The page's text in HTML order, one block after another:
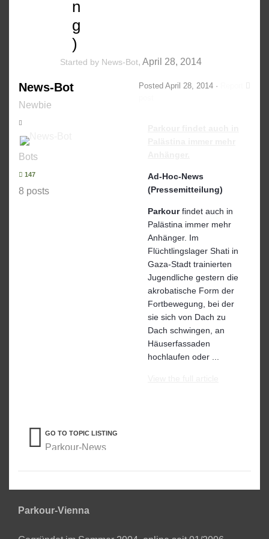
n
g
)
Started by News-Bot, April 28, 2014
News-Bot
Newbie
Bots
147
8 posts
Posted April 28, 2014 ·
Ad-Hoc-News
(Pressemitteilung)
Parkourfindet auch in
Palästina immer mehr
Anhänger. Im
Flüchtlingslager Shati in
Gaza-Stadt trainierten
Jugendliche gestern die
akrobatische Form der
Fortbewegung, bei der
sie sich von Dach zu
Dach schwingen, an
Häuserfassaden
hochlaufen oder ...
GO TO TOPIC LISTING
Parkour-News
Parkour-Vienna